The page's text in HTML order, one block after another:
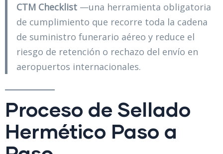
CTM Checklist—una herramienta obligatoria
de cumplimiento que recorre toda la cadena
de suministro funerario aéreo y reduce el
riesgo de retención o rechazo del envío en
aeropuertos internacionales.
Proceso de Sellado
Hermético Paso a